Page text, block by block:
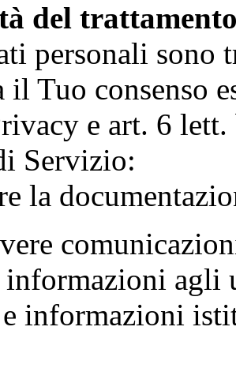
del
personali sono
il Tuo consenso
e art. 6
Servizio:
la
agli
informazioni